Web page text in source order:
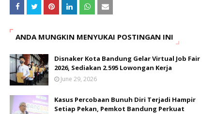
ANDA MUNGKIN MENYUKAI POSTINGAN INI
Disnaker Kota Bandung Gelar Virtual Job Fair
2026, Sediakan 2.595 Lowongan Kerja
June 29, 2026
Kasus Percobaan Bunuh Diri Terjadi Hampir
Setiap Pekan, Pemkot Bandung Perkuat